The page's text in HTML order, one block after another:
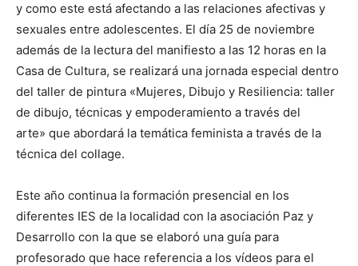
y como este está afectando a las relaciones afectivas y
sexuales entre adolescentes. El día 25 de noviembre
además de la lectura del manifiesto a las 12 horas en la
Casa de Cultura, se realizará una jornada especial dentro
del taller de pintura «Mujeres, Dibujo y Resiliencia: taller
de dibujo, técnicas y empoderamiento a través del
arte» que abordará la temática feminista a través de la
técnica del collage.
Este año continua la formación presencial en los
diferentes IES de la localidad con la asociación Paz y
Desarrollo con la que se elaboró una guía para
profesorado que hace referencia a los vídeos para el